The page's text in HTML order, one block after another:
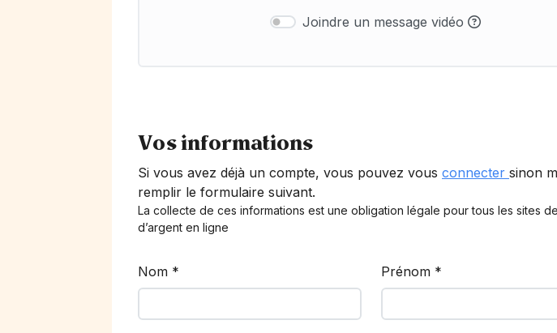
Joindre un message vidéo
Vos informations
Si vous avez déjà un compte, vous pouvez vous connecter sinon
remplir le formulaire suivant.
La collecte de ces informations est une obligation légale pour tous les sites
d’argent en ligne
Nom * Prénom *